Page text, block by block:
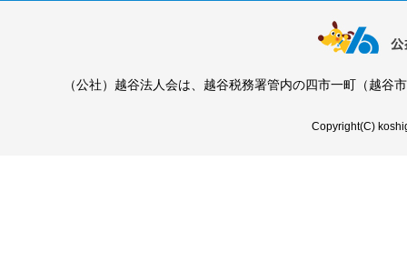
（公社）越谷法人会は、越谷税務署管内の四市一町（越
Copyright(C)